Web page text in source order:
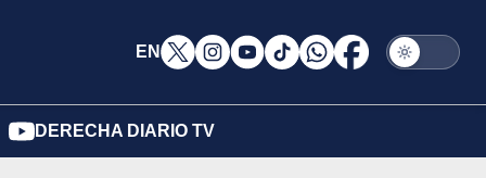
EN
DERECHA DIARIO TV